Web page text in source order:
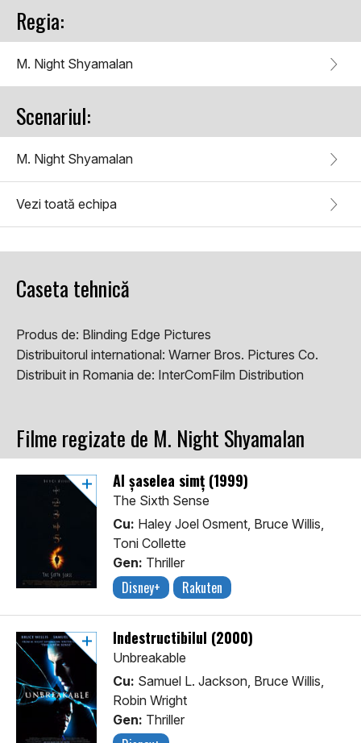
Regia:
M. Night Shyamalan
Scenariul:
M. Night Shyamalan
Vezi toată echipa
Caseta tehnică
Produs de: Blinding Edge Pictures
Distribuitorul international: Warner Bros. Pictures Co.
Distribuit in Romania de: InterComFilm Distribution
Filme regizate de M. Night Shyamalan
Al șaselea simț (1999)
The Sixth Sense
Cu: Haley Joel Osment, Bruce Willis,
Toni Collette
Gen: Thriller
Disney+ Rakuten
Indestructibilul (2000)
Unbreakable
Cu: Samuel L. Jackson, Bruce Willis,
Robin Wright
Gen: Thriller